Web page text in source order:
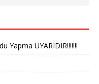
Yapma UYARIDIR!!!!!!!